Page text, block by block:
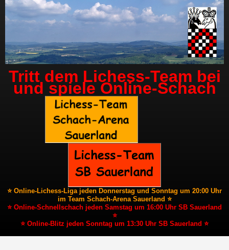
Tritt dem Lichess-Team bei
und spiele Online-Schach
⭐ Online-Lichess-Liga jeden Donnerstag und Sonntag um 20:00 Uhr
im Team Schach-Arena Sauerland ⭐
⭐ Online-Schnellschach jeden Samstag um 16:00 Uhr SB Sauerland
⭐
⭐ Online-Blitz jeden Sonntag um 13:30 Uhr SB Sauerland ⭐